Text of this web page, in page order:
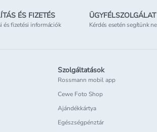
ÉS FIZETÉS
és fizetési információk
ÜGYFÉLSZOLGÁLAT
Kérdés esetén segítünk
Szolgáltatások
Rossmann mobil app
Cewe Foto Shop
Ajándékkártya
Egészségpénztár